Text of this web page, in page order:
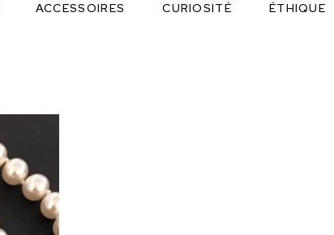
ACCESSOIRES CURIOSITÉ ÉTHIQUE